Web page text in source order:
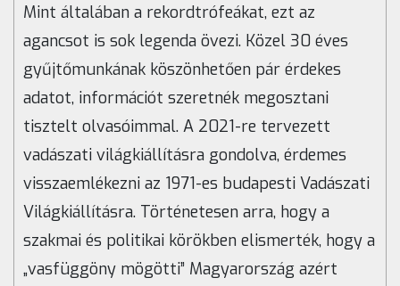
Mint általában a rekordtrófeákat, ezt az
agancsot is sok legenda övezi. Közel 30 éves
gyűjtőmunkának köszönhetően pár érdekes
adatot, információt szeretnék megosztani
tisztelt olvasóimmal. A 2021-re tervezett
vadászati világkiállításra gondolva, érdemes
visszaemlékezni az 1971-es budapesti Vadászati
Világkiállításra. Történetesen arra, hogy a
szakmai és politikai körökben elismerték, hogy a
„vasfüggöny mögötti” Magyarország azért